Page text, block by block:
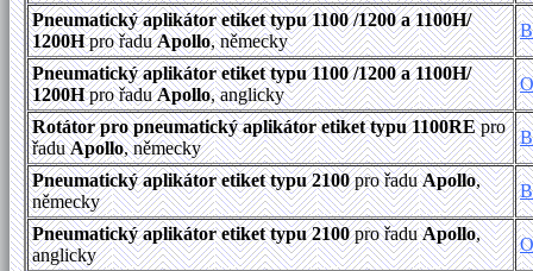
Pneumatický aplikátor etiket typu 1100 /1200 a 1100H/
1200Hpro řaduApollo, německy
Pneumatický aplikátor etiket typu 1100 /1200 a 1100H/
1200Hpro řaduApollo, anglicky
Rotátor pro pneumatický aplikátor etiket typu 1100REpro
řaduApollo, německy
Pneumatický aplikátor etiket typu 2100pro řaduApollo,
německy
Pneumatický aplikátor etiket typu 2100pro řaduApollo,
anglicky